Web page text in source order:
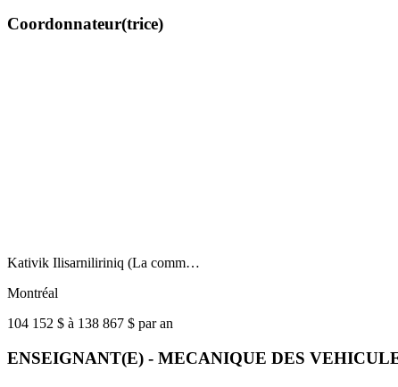
Coordonnateur(trice)
Kativik Ilisarniliriniq (La comm…
Montréal
104 152 $ à 138 867 $ par an
ENSEIGNANT(E) - MECANIQUE DES